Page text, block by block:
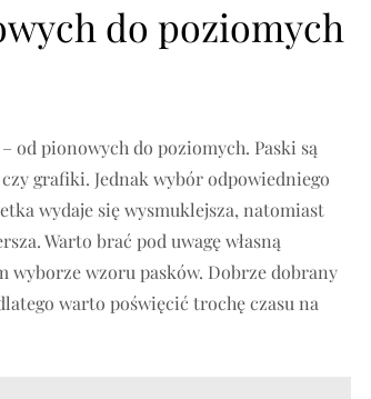
do poziomych
od pionowych do poziomych. Paski są
grafiki. Jednak wybór odpowiedniego
wydaje się wysmuklejsza, natomiast
Warto brać pod uwagę własną
wyborze wzoru pasków. Dobrze dobrany
warto poświęcić trochę czasu na